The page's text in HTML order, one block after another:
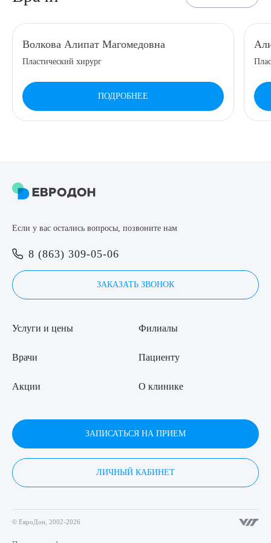
8 (863) 309-05-06
ЗАПИСЬ ОНЛАЙН
Волкова Алипат Магомедовна
Пластический хирург
ПОДРОБНЕЕ
Если у вас остались вопросы, позвоните нам
8 (863) 309-05-06
ЗАКАЗАТЬ ЗВОНОК
Услуги и цены
Врачи
Акции
Филиалы
Пациенту
О клинике
ЗАПИСАТЬСЯ НА ПРИЕМ
ЛИЧНЫЙ КАБИНЕТ
© ЕвроДон, 2002-2026
ОТПРАВИТЬ
Я даю согласие наобработку персональных данных